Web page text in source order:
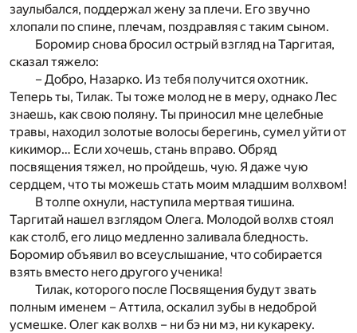
заулыбался, поддержал жену за плечи. Его звучно
хлопали по спине, плечам, поздравляя с таким сыном.
Боромир снова бросил острый взгляд на Таргитая,
сказал тяжело:
– Добро, Назарко. Из тебя получится охотник.
Теперь ты, Тилак. Ты тоже молод не в меру, однако Лес
знаешь, как свою поляну. Ты приносил мне целебные
травы, находил золотые волосы берегинь, сумел уйти от
кикимор… Если хочешь, стань вправо. Обряд
посвящения тяжел, но пройдешь, чую. Я даже чую
сердцем, что ты можешь стать моим младшим волхвом!
В толпе охнули, наступила мертвая тишина.
Таргитай нашел взглядом Олега. Молодой волхв стоял
как столб, его лицо медленно заливала бледность.
Боромир объявил во всеуслышание, что собирается
взять вместо него другого ученика!
Тилак, которого после Посвящения будут звать
полным именем – Аттила, оскалил зубы в недоброй
усмешке. Олег как волхв – ни бэ ни мэ, ни кукареку.